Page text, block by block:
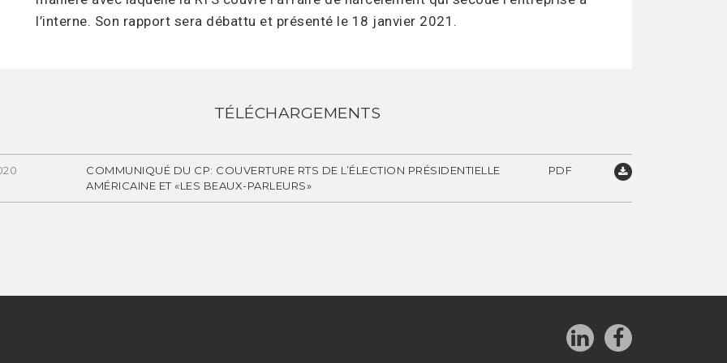
l’interne. Son rapport sera débattu et présenté le 18 janvier 2021.
TÉLÉCHARGEMENTS
COMMUNIQUÉ DU CP: COUVERTURE RTS DE L’ÉLECTION PRÉSIDENTIELLE
AMÉRICAINE ET «LES BEAUX-PARLEURS»
PDF